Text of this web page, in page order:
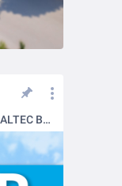
Schnell gebaut, sofort nutzbar: HALTEC BASIC-Leichtbauhalle für Logistik-Dienstleister